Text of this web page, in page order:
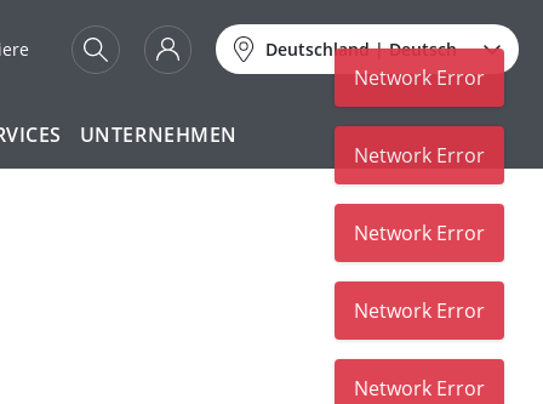
Deutschland|Deutsch
UNTERNEHMEN
Network Error
Network Error
Network Error
Network Error
Network Error